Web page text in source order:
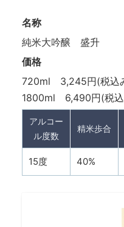
名称
純米大吟醸 盛升
価格
720ml 3,245円(税込
1800ml 6,490円(税
アルコー
ル度数
精米歩合
15度 40%